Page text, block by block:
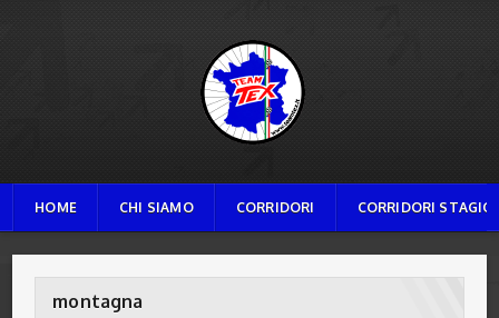
TEAM TEX
HOME CHI SIAMO CORRIDORI CORRIDORI
montagna